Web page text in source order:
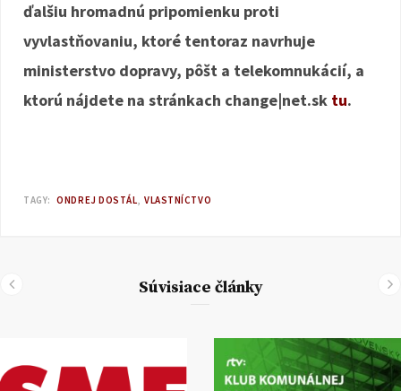
ďalšiu hromadnú pripomienku proti
vyvlastňovaniu, ktoré tentoraz navrhuje
ministerstvo dopravy, pôšt a telekomnukácií, a
ktorú nájdete na stránkach change|net.sk tu.
TAGY: ONDREJ DOSTÁL VLASTNÍCTVO
Súvisiace články